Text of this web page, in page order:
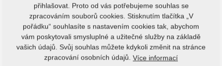
VZ00044483
VZ00025192
VZ00011174 (Původní
ND)
přihlašovat. Proto od vás potřebujeme souhlas se
zpracováním souborů cookies. Stisknutím tlačítka „V
pořádku“ souhlasíte s nastavením cookies tak, abychom
vám poskytovali smysluplné a užitečné služby na základě
vašich údajů. Svůj souhlas můžete kdykoli změnit na stránce
zpracování osobních údajů. Více informací